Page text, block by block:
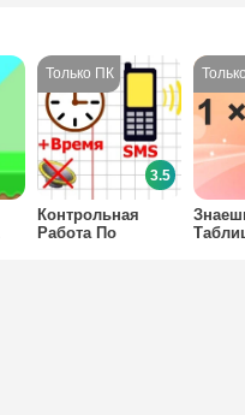
Контрольная
Работа По
3.5